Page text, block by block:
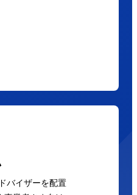
バイザーを配置